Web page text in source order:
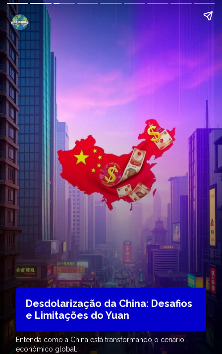
Desdolarização da China: Desafios
e Limitações do Yuan
Entenda como a China está transformando o cenário
econômico global.